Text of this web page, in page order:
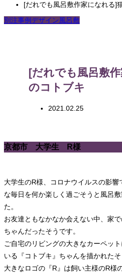
[だれでも風呂敷作家になれる]
別注事例デザイン風呂敷
[だれでも風呂敷
のコトブキ
2021.02.25
京都市 大学生 R様
大学生のR様、コロナウイルスの影
な毎日を何か楽しく過ごそうと風呂
た。
お友達ともなかなか会えない中、家
ちゃんだったそうです。
ご自宅のリビングの大きなカーペッ
いる『コトブキ』ちゃんを描かれたそ
大きなロゴの『R』は飼い主様のR様